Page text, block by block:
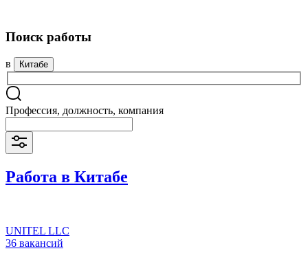
Поиск работы
в Китабе
Профессия, должность, компания
Работа в Китабе
UNITEL LLC
36 вакансий